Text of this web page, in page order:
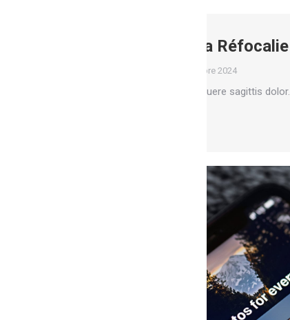
Les insectes de la Réfocalie
1 octobre 2024
Donec dignissim gravida posuere sagittis dolor.